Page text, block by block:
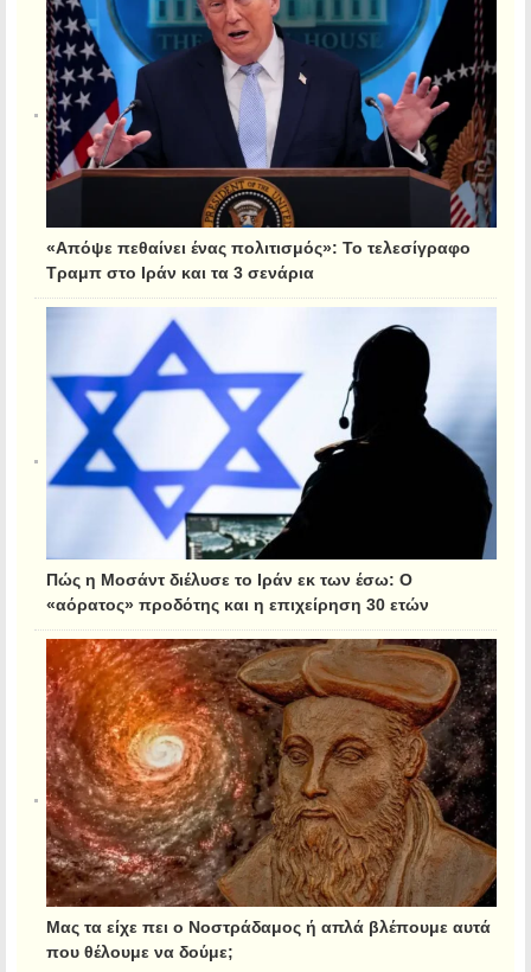
«Απόψε πεθαίνει ένας πολιτισμός»: Το τελεσίγραφο
Τραμπ στο Ιράν και τα 3 σενάρια
Πώς η Μοσάντ διέλυσε το Ιράν εκ των έσω: Ο
«αόρατος» προδότης και η επιχείρηση 30 ετών
Μας τα είχε πει ο Νοστράδαμος ή απλά βλέπουμε αυτά
που θέλουμε να δούμε;